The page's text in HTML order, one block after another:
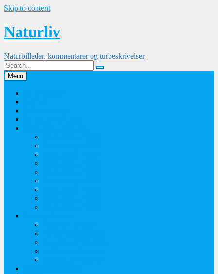
Skip to content
Naturliv
Naturbilleder, kommentarer og turbeskrivelser
Menu